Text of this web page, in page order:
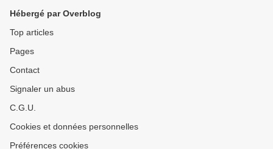
Hébergé par Overblog
Top articles
Pages
Contact
Signaler un abus
C.G.U.
Cookies et données personnelles
Préférences cookies